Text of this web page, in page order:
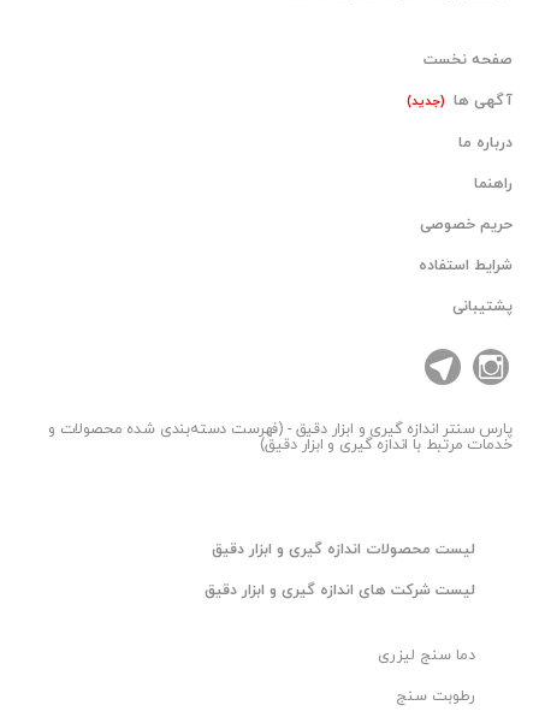
صفحه نخست
آگهی ها (جدید)
درباره ما
راهنما
حریم خصوصی
شرایط استفاده
پشتیبانی
پارس سنتر اندازه گیری و ابزار دقیق - (فهرست دسته‌بندی شده محصولات و
خدمات مرتبط با اندازه گیری و ابزار دقیق)
ليست محصولات اندازه گیری و ابزار دقیق
ليست شرکت های اندازه گیری و ابزار دقیق
دما سنج لیزری
رطوبت سنج